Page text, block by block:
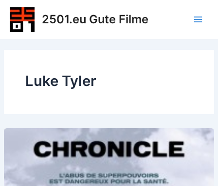
Zum
Inhalt
springen
2501.eu Gute Filme
Luke Tyler